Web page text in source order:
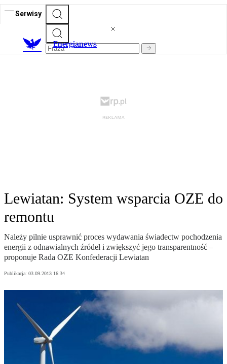
Serwisy
Energianews
Lewiatan: System wsparcia OZE do
remontu
Należy pilnie usprawnić proces wydawania świadectw pochodzenia
energii z odnawialnych źródeł i zwiększyć jego transparentność –
proponuje Rada OZE Konfederacji Lewiatan
Publikacja: 03.09.2013 16:34